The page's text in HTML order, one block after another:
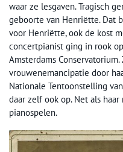
waar ze lesgaven. Tragisch
geboorte van Henriëtte. Dat
voor Henriëtte, ook de kost
concertpianist ging in rook
Amsterdams
vrouwenemancipatie door
Nationale Tentoonstelling
daar zelf ook op. Net als
pianospelen.